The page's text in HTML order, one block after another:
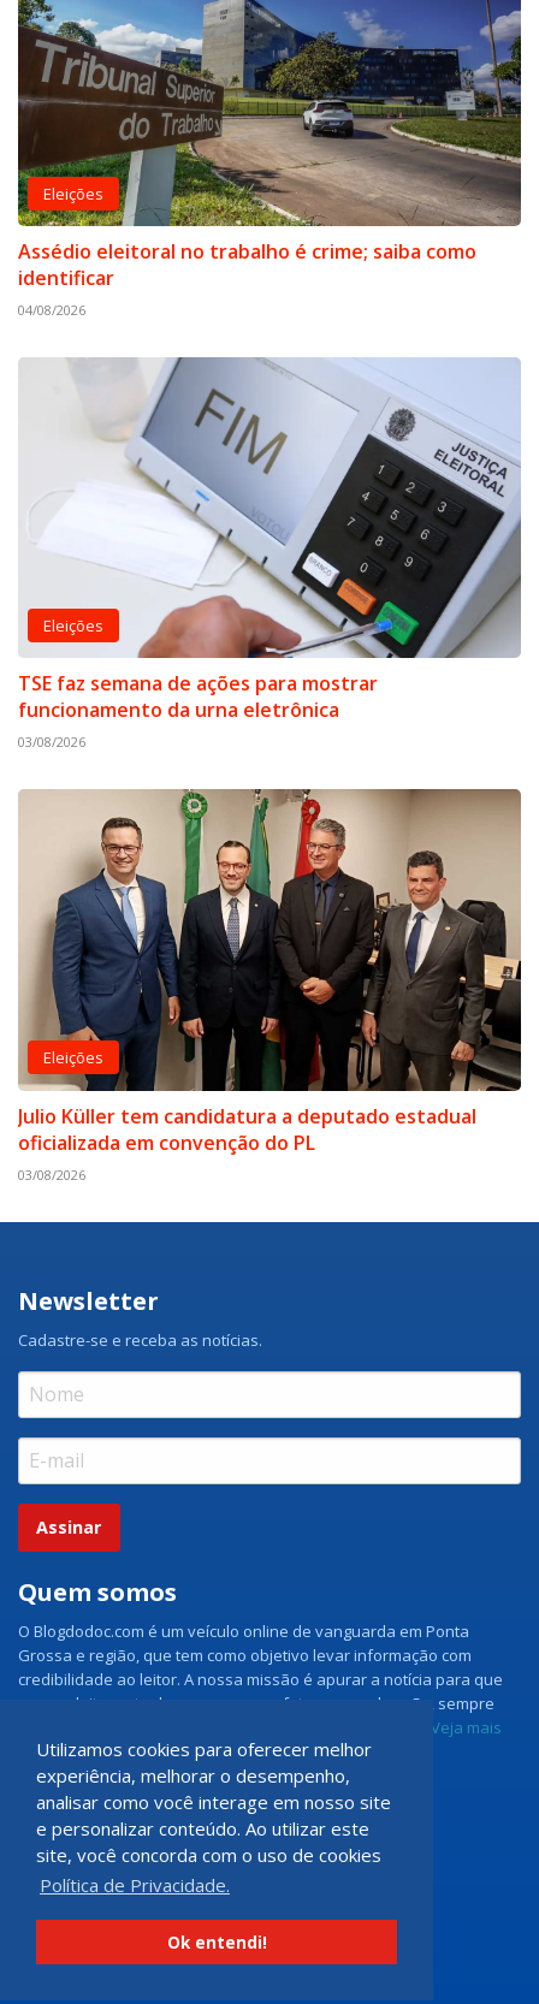
Utilizamos cookies para oferecer melhor
experiência, melhorar o desempenho,
analisar como você interage em nosso site
e personalizar conteúdo. Ao utilizar este
site, você concorda com o uso de cookies
Política de Privacidade.
Ok entendi!
Eleições
Assédio eleitoral no trabalho é crime; saiba como
identificar
04/08/2026
Eleições
TSE faz semana de ações para mostrar
funcionamento da urna eletrônica
03/08/2026
Eleições
Julio Küller tem candidatura a deputado estadual
oficializada em convenção do PL
03/08/2026
Newsletter
Cadastre-se e receba as notícias.
Assinar
Quem somos
O Blogdodoc.com é um veículo online de vanguarda em Ponta
Grossa e região, que tem como objetivo levar informação com
credibilidade ao leitor. A nossa missão é apurar a notícia para que
nossos leitores tenham acesso aos fatos como eles são, sempre
Veja mais
Grupo Doc.com
Rua Rio de Janeiro, 150 - Sala 102
CEP: 84070-060 - Nova Rússia
Ponta Grossa \ PR